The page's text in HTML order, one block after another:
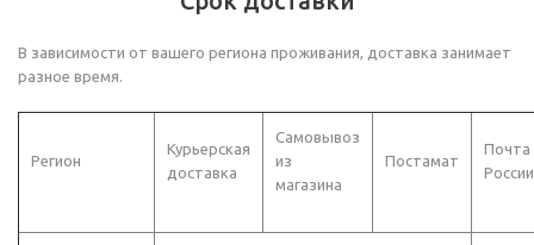
В зависимости от вашего региона проживания, доставка занимает
разное время.
Регион
Курьерская
доставка
Самовывоз
из
магазина
Постамат
Почта
России